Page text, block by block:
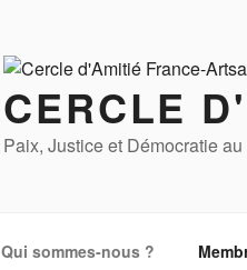
CERCLE
Paix, Justice et Démocratie
Qui sommes-nous ?